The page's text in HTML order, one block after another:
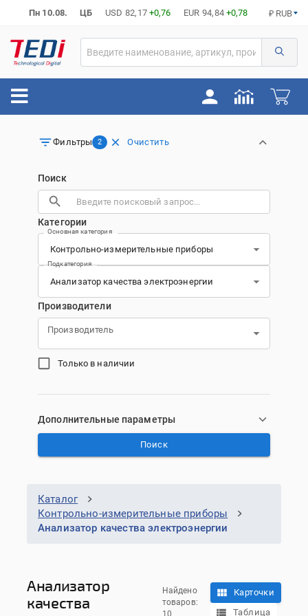
Пн 10.08. ЦБ USD 82,17 +0,76 EUR 94,84 +0,78 ₽ RUB
Фильтры 2 Очистить
Поиск
Категории
Основная категория
Подкатегория
Производители
Производитель
Только в наличии
Дополнительные параметры
Поиск
Каталог
Контрольно-измерительные приборы
Анализатор качества электроэнергии
Анализатор
качества
Найдено
товаров:
10
Карточки
Таблица